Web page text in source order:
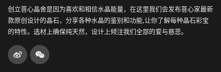
创立菩心晶舍是因为喜欢和相信水晶能量，在这里我们会发布菩心家最新
款原创设计的晶石，分享各种水晶的鉴别和功能,让你了解每种晶石彩宝
的特性。选材上确保纯天然，设计上倾注我们全部的爱与慈悲。